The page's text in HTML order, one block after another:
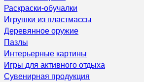
Раскраски-обучалки
Игрушки из пластмассы
Деревянное оружие
Пазлы
Интерьерные картины
Игры для активного отдыха
Сувенирная продукция